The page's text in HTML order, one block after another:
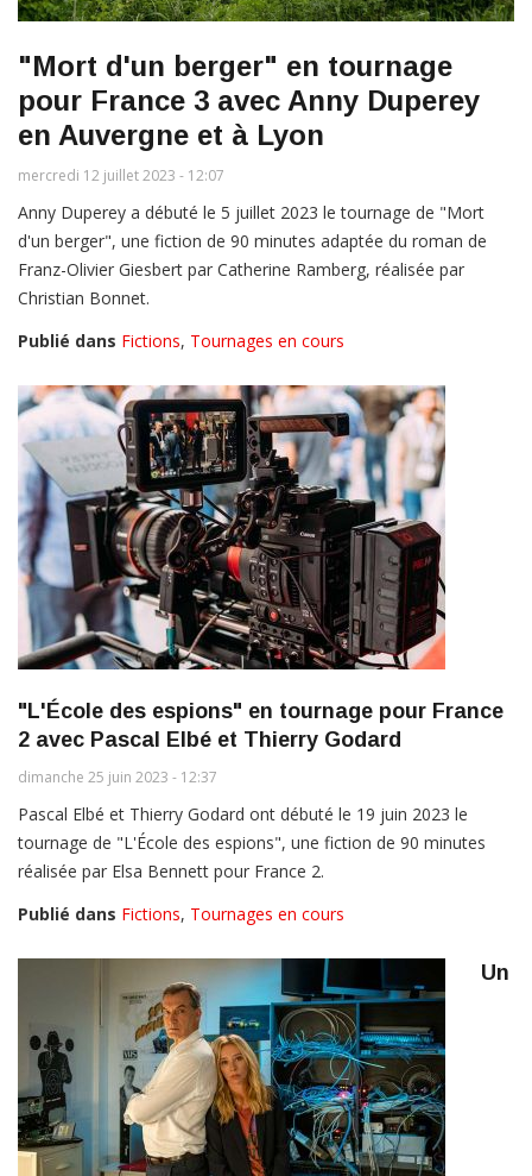
"Mort d'un berger" en tournage
pour France 3 avec Anny Duperey
en Auvergne et à Lyon
mercredi 12 juillet 2023 - 12:07
Anny Duperey a débuté le 5 juillet 2023 le tournage de "Mort
d'un berger", une fiction de 90 minutes adaptée du roman de
Franz-Olivier Giesbert par Catherine Ramberg, réalisée par
Christian Bonnet.
Publié dans Fictions, Tournages en cours
"L'École des espions" en tournage pour France
2 avec Pascal Elbé et Thierry Godard
dimanche 25 juin 2023 - 12:37
Pascal Elbé et Thierry Godard ont débuté le 19 juin 2023 le
tournage de "L'École des espions", une fiction de 90 minutes
réalisée par Elsa Bennett pour France 2.
Publié dans Fictions, Tournages en cours
Un